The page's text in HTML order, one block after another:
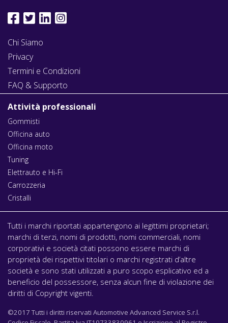
Chi Siamo
Privacy
Termini e Condizioni
FAQ & Supporto
Attività professionali
Gommisti
Officina auto
Officina moto
Tuning
Elettrauto e Hi-Fi
Carrozzeria
Cristalli
Tutti i marchi riportati appartengono ai legittimi proprietari;
marchi di terzi, nomi di prodotti, nomi commerciali, nomi
corporativi e società citati possono essere marchi di
proprietà dei rispettivi titolari o marchi registrati d’altre
società e sono stati utilizzati a puro scopo esplicativo ed a
beneficio del possessore, senza alcun fine di violazione dei
diritti di Copyright vigenti.
©2017 Tutti i diritti riservati Automotive Advanced Service S.r.l.